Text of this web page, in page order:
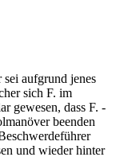
aufgrund jenes
sich F. im
gewesen, dass F. -
beenden
und wieder hinter